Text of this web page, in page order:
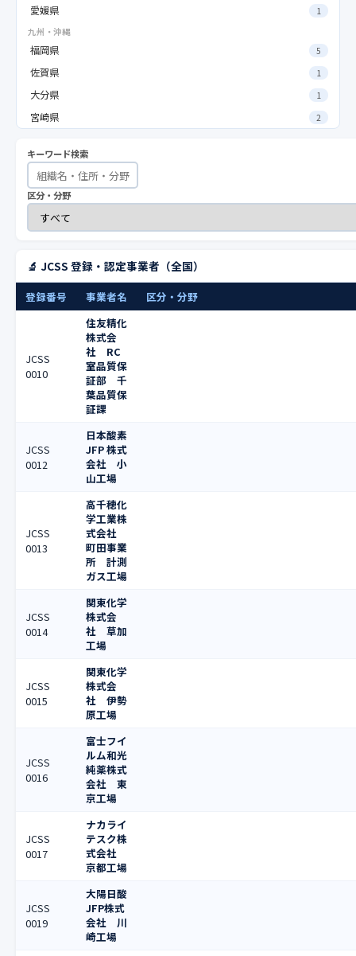
愛媛県
1
九州・沖縄
福岡県 5
佐賀県 1
大分県 1
宮崎県 2
キーワード検索
区分・分野
🔬 JCSS 登録・認定事業者（全国）
登録番号 事業者名 区分・分野
JCSS
0010
住友精化
株式会
社 RC
室品質保
証部 千
葉品質保
証課
JCSS
0012
日本酸素
JFP 株式
会社 小
山工場
JCSS
0013
高千穂化
学工業株
式会社
町田事業
所 計測
ガス工場
JCSS
0014
関東化学
株式会
社 草加
工場
JCSS
0015
関東化学
株式会
社 伊勢
原工場
JCSS
0016
富士フイ
ルム和光
純薬株式
会社 東
京工場
JCSS
0017
ナカライ
テスク株
式会社
京都工場
JCSS
0019
大陽日酸
JFP株式
会社 川
崎工場